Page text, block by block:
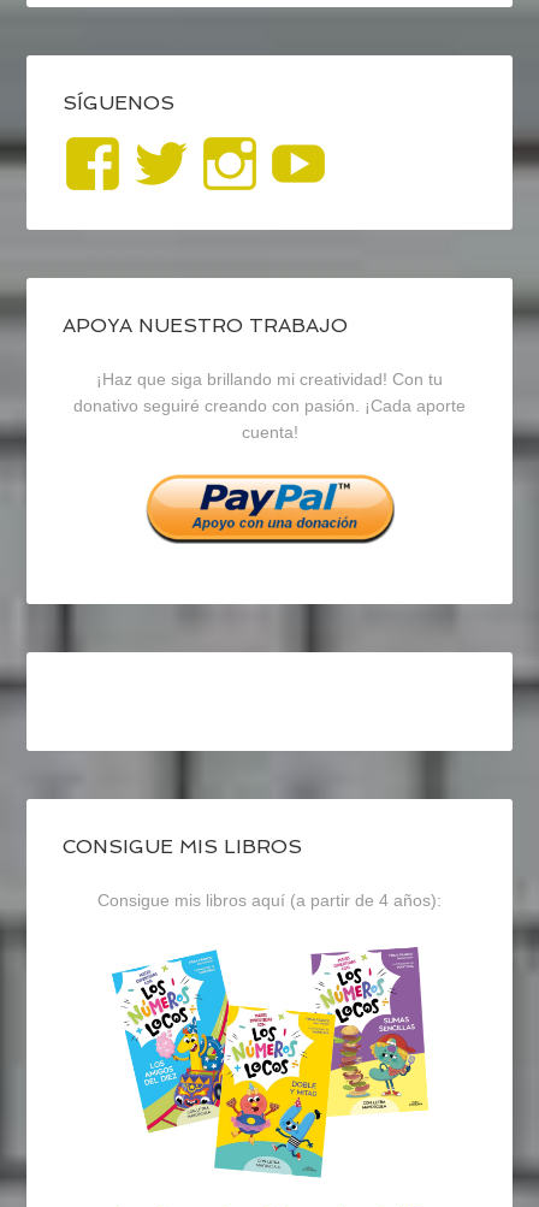
SÍGUENOS
Ver
perfil
de
blogrecursosep
en
Facebook
Ver
perfil
de
recursosep
en
Twitter
Ver
perfil
de
recursosep
en
Instagram
APOYA NUESTRO TRABAJO
¡Haz que siga brillando mi creatividad! Con tu
donativo seguiré creando con pasión. ¡Cada aporte
cuenta!
CONSIGUE MIS LIBROS
Consigue mis libros aquí (a partir de 4 años):